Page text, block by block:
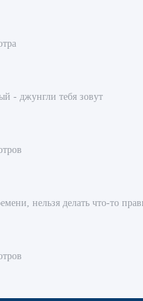
- джунгли тебя зовут
нельзя делать что-то